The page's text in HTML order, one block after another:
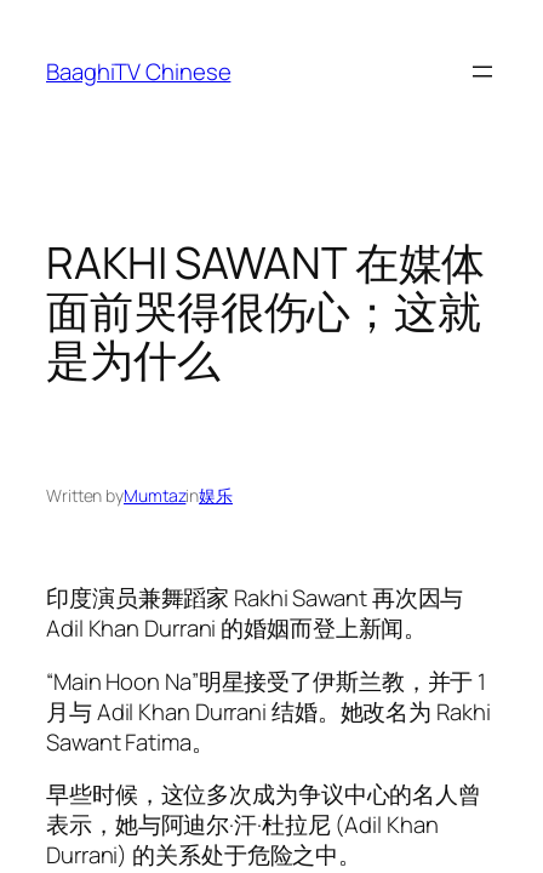
content
BaaghiTV Chinese
RAKHI SAWANT 在媒体
面前哭得很伤心；这就
是为什么
Written byMumtazin娱乐
印度演员兼舞蹈家 Rakhi Sawant 再次因与
Adil Khan Durrani 的婚姻而登上新闻。
“Main Hoon Na”明星接受了伊斯兰教，并于 1
月与 Adil Khan Durrani 结婚。她改名为 Rakhi
Sawant Fatima。
早些时候，这位多次成为争议中心的名人曾
表示，她与阿迪尔·汗·杜拉尼 (Adil Khan
Durrani) 的关系处于危险之中。